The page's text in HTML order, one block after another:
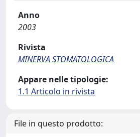
Anno
2003
Rivista
MINERVA STOMATOLOGICA
Appare nelle tipologie:
1.1 Articolo in rivista
File in questo prodotto: